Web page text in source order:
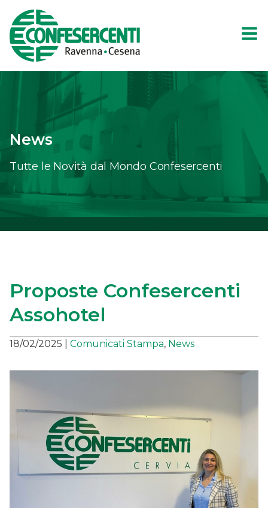
News
Tutte le Novità dal Mondo Confesercenti
Proposte Confesercenti
Assohotel
18/02/2025 Comunicati Stampa, News